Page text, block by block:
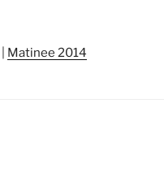
Matinee 2014